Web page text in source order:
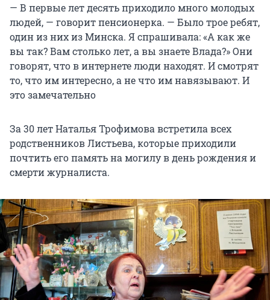
— В первые лет десять приходило много молодых
людей, — говорит пенсионерка. — Было трое ребят,
один из них из Минска. Я спрашивала: «А как же
вы так? Вам столько лет, а вы знаете Влада?» Они
говорят, что в интернете люди находят. И смотрят
то, что им интересно, а не что им навязывают. И
это замечательно
За 30 лет Наталья Трофимова встретила всех
родственников Листьева, которые приходили
почтить его память на могилу в день рождения и
смерти журналиста.